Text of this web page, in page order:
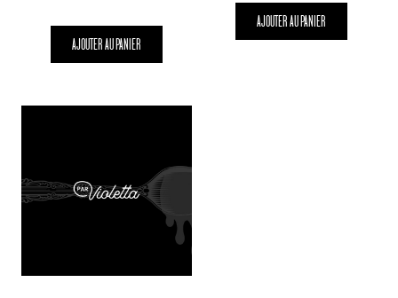
AJOUTER AU PANIER
AJOUTER AU PANIER